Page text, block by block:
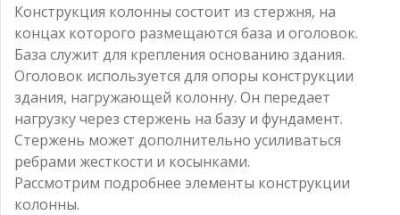
Конструкция колонны состоит из стержня, на
концах которого размещаются база и оголовок.
База служит для крепления основанию здания.
Оголовок используется для опоры конструкции
здания, нагружающей колонну. Он передает
нагрузку через стержень на базу и фундамент.
Стержень может дополнительно усиливаться
ребрами жесткости и косынками.
Рассмотрим подробнее элементы конструкции
колонны.